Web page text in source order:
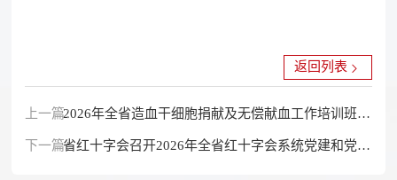
上一篇：2026年全省造血干细胞捐献及无偿献血工作培训班在
十堰举办
下一篇：省红十字会召开2026年全省红十字会系统党建和党风
返回列表